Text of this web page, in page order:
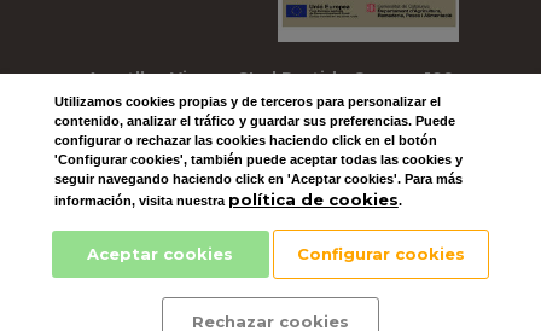
Ametlles Vicens, SL
| Partida Comas, 109
| 25330 VILAGRASSA
Telefono: +34 973 501 604
| Email:ametlles@vicens.com
Utilizamos cookiespropias y de terceros para personalizar el
contenido, analizar el tráfico y guardar sus preferencias. Puede
configurar o rechazar las cookies haciendo click en el botón
'Configurar cookies', también puede aceptar todas las cookies y
seguir navegando haciendo click en 'Aceptar cookies'. Para más
información, visita nuestra política de cookies.
Aceptar cookies Configurar cookies
Rechazar cookies